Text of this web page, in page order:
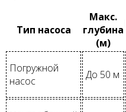
Тип насоса
Макс.
глубина
(м)
Погружной
насос
До 50 м